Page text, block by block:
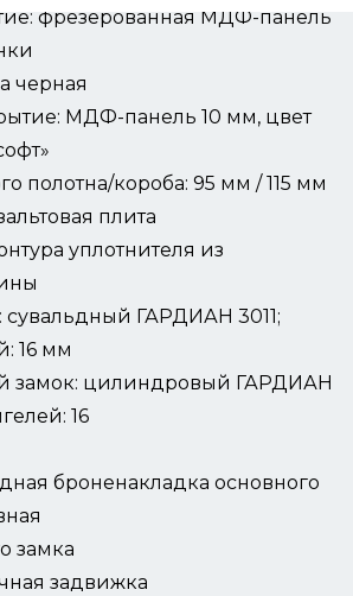
фрезерованная МДФ-панель
черная
МДФ-панель 10 мм, цвет
полотна/короба: 95 мм / 115 мм
плита
уплотнителя из
ГАРДИАН 3011;
16 мм
замок: цилиндровый ГАРДИАН
16
броненакладка основного
замка
задвижка